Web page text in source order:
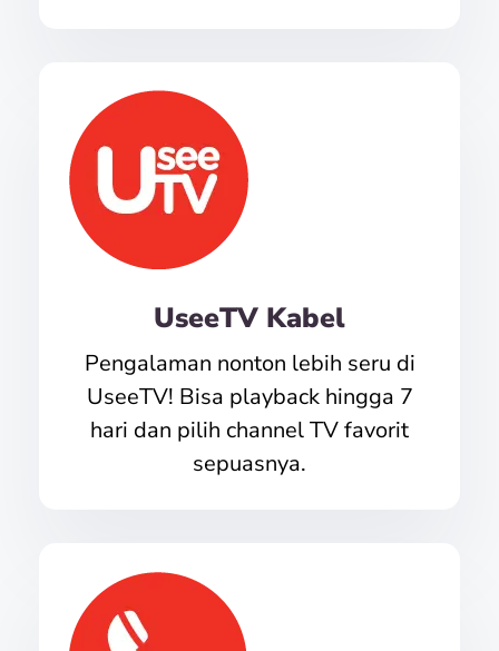
UseeTV Kabel
Pengalaman nonton lebih seru di
UseeTV! Bisa playback hingga 7
hari dan pilih channel TV favorit
sepuasnya.